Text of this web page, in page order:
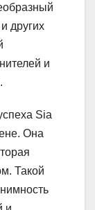
других
и
Sia
Она
Такой